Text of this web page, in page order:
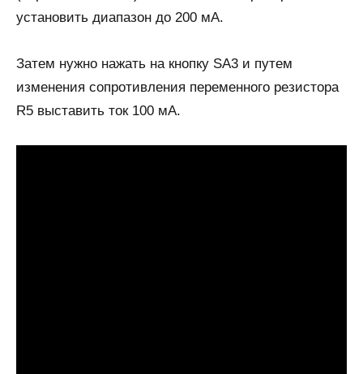
установить диапазон до 200 мА.
Затем нужно нажать на кнопку SA3 и путем
изменения сопротивления переменного резистора
R5 выставить ток 100 мА.